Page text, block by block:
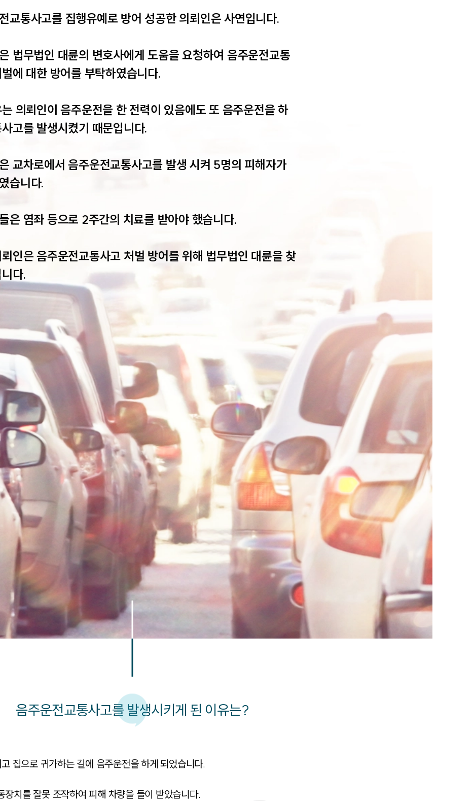
통합검색
AI대륜
업무사례
주요 업무사례
사례분석/최신동향
법률정보
법률지식인
고객후기
업무분야
음주교통사고대응부 업무
전체
구성원 소개
음주운전·교통사고전문변호사추천
교통사고를 집행유예로 방어 성공한 의뢰인은 사연입니다.
법무법인 대륜의 변호사에게 도움을 요청하여 음주운전교통
에 대한 방어를 부탁하였습니다.
의뢰인이 음주운전을 한 전력이 있음에도 또 음주운전을 하
고를 발생시켰기 때문입니다.
교차로에서 음주운전교통사고를 발생 시켜 5명의 피해자가
습니다.
은 염좌 등으로 2주간의 치료를 받아야 했습니다.
인은 음주운전교통사고 처벌 방어를 위해 법무법인 대륜을 찾
다.
음주운전교통사고를 발생시키게 된 이유는?
집으로 귀가하는 길에 음주운전을 하게 되었습니다.
치를 잘못 조작하여 피해 차량을 들이 받았습니다.